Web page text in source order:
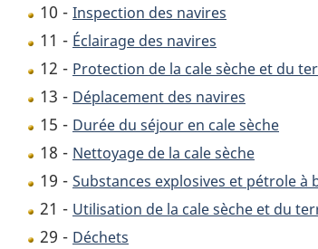
10 - Inspection des navires
11 - Éclairage des navires
12 - Protection de la cale sèche et du
13 - Déplacement des navires
15 - Durée du séjour en cale sèche
18 - Nettoyage de la cale sèche
19 - Substances explosives et pétrole à
21 - Utilisation de la cale sèche et du
29 - Déchets